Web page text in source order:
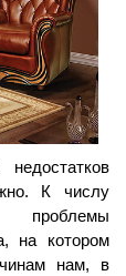
К числу
проблемы
на котором
нам, в